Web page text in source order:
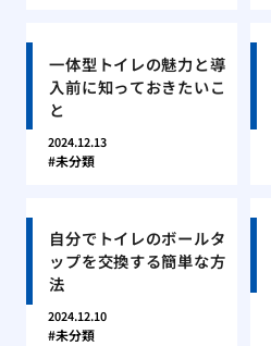
一体型トイレの魅力と導
入前に知っておきたいこ
と
2024.12.13
未分類
自分でトイレのボールタ
ップを交換する簡単な方
法
2024.12.10
未分類